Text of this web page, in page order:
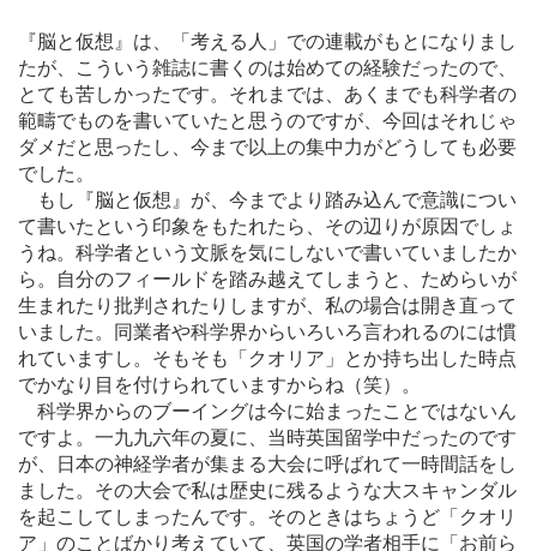
『脳と仮想』は、「考える人」での連載がもとになりまし
たが、こういう雑誌に書くのは始めての経験だったので、
とても苦しかったです。それまでは、あくまでも科学者の
範疇でものを書いていたと思うのですが、今回はそれじゃ
ダメだと思ったし、今まで以上の集中力がどうしても必要
でした。
もし『脳と仮想』が、今までより踏み込んで意識につい
て書いたという印象をもたれたら、その辺りが原因でしょ
うね。科学者という文脈を気にしないで書いていましたか
ら。自分のフィールドを踏み越えてしまうと、ためらいが
生まれたり批判されたりしますが、私の場合は開き直って
いました。同業者や科学界からいろいろ言われるのには慣
れていますし。そもそも「クオリア」とか持ち出した時点
でかなり目を付けられていますからね（笑）。
科学界からのブーイングは今に始まったことではないん
ですよ。一九九六年の夏に、当時英国留学中だったのです
が、日本の神経学者が集まる大会に呼ばれて一時間話をし
ました。その大会で私は歴史に残るような大スキャンダル
を起こしてしまったんです。そのときはちょうど「クオリ
ア」のことばかり考えていて、英国の学者相手に「お前ら